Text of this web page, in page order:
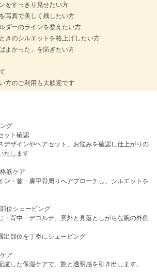
をすっきり見せたい方
写真で美しく残したい方
ダーのラインを整えたい方
きのシルエットを格上げしたい方
よかった」を防ぎたい方
方のご利用も大歓迎です
グ
ット確認
ザインやヘアセット、お悩みを確認し仕上がりの
たします
筋ケア
・首・肩甲骨周りへアプローチし、シルエットを
位シェービング
背中・デコルテ、意外と見落としがちな腕の外側
出部位を丁寧にシェービング
ア
した保湿ケアで、艶と透明感を引き出します。